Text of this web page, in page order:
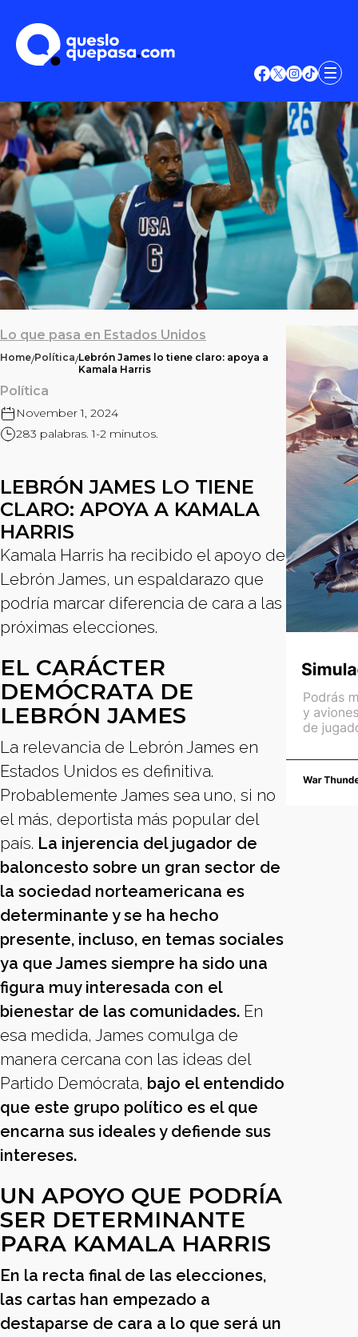
Lo que pasa en Estados Unidos
Home/Política/Lebrón James lo tiene claro: apoya a
Kamala Harris
Política
November 1, 2024
283 palabras. 1-2 minutos.
LEBRÓN JAMES LO TIENE
CLARO: APOYA A KAMALA
HARRIS
Kamala Harris ha recibido el apoyo de
Lebrón James, un espaldarazo que
podría marcar diferencia de cara a las
próximas elecciones.
EL CARÁCTER
DEMÓCRATA DE
LEBRÓN JAMES
La relevancia de Lebrón James en
Estados Unidos es definitiva.
Probablemente James sea uno, si no
el más, deportista más popular del
país. La injerencia del jugador de
baloncesto sobre un gran sector de
la sociedad norteamericana es
determinante y se ha hecho
presente, incluso, en temas sociales
ya que James siempre ha sido una
figura muy interesada con el
bienestar de las comunidades. En
esa medida, James comulga de
manera cercana con las ideas del
Partido Demócrata, bajo el entendido
que este grupo político es el que
encarna sus ideales y defiende sus
intereses.
UN APOYO QUE PODRÍA
SER DETERMINANTE
PARA KAMALA HARRIS
En la recta final de las elecciones,
las cartas han empezado a
destaparse de cara a lo que será un